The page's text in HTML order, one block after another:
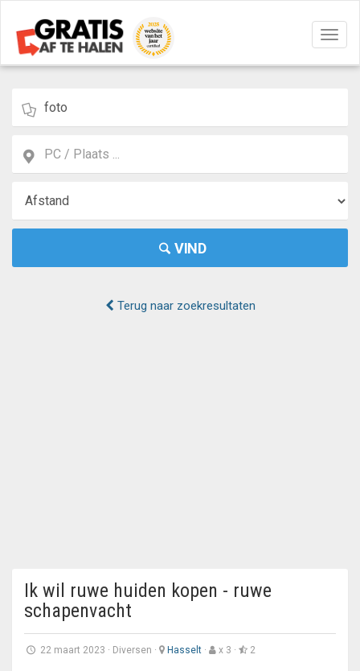
aan/
VIND
Terug naar zoekresultaten
Ik wil ruwe huiden kopen - ruwe
schapenvacht
22 maart 2023 · Diversen · Hasselt· x 3 · 2